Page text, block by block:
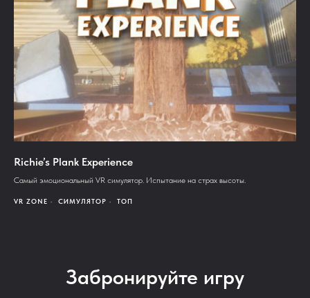
Richie’s Plank Experience
Самый эмоциональный VR симулятор. Испытание на страх высоты.
VR ZONE СИМУЛЯТОР ТОП
Забронируйте игру